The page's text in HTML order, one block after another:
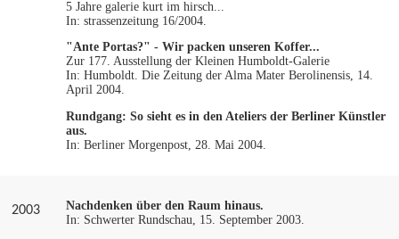
5 Jahre galerie kurt im hirsch...
In: strassenzeitung 16/2004.
"Ante Portas?" - Wir packen unseren Koffer...
Zur 177. Ausstellung der Kleinen Humboldt-Galerie
In: Humboldt. Die Zeitung der Alma Mater Berolinensis, 14.
April 2004.
Rundgang: So sieht es in den Ateliers der Berliner Künstler
aus.
In: Berliner Morgenpost, 28. Mai 2004.
2003
Nachdenken über den Raum hinaus.
In: Schwerter Rundschau, 15. September 2003.